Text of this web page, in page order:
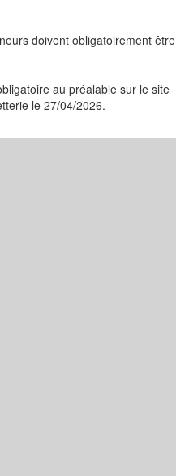
doivent obligatoirement être
au préalable sur le site
le 27/04/2026.